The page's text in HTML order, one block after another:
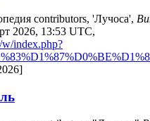
contributors, 'Лучоса',
2026, 13:53 UTC,
index.php?